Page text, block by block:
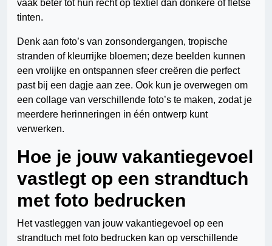
vaak beter tot hun recht op textiel dan donkere of fletse
tinten.
Denk aan foto’s van zonsondergangen, tropische
stranden of kleurrijke bloemen; deze beelden kunnen
een vrolijke en ontspannen sfeer creëren die perfect
past bij een dagje aan zee. Ook kun je overwegen om
een collage van verschillende foto’s te maken, zodat je
meerdere herinneringen in één ontwerp kunt
verwerken.
Hoe je jouw vakantiegevoel
vastlegt op een strandtuch
met foto bedrucken
Het vastleggen van jouw vakantiegevoel op een
strandtuch met foto bedrucken kan op verschillende